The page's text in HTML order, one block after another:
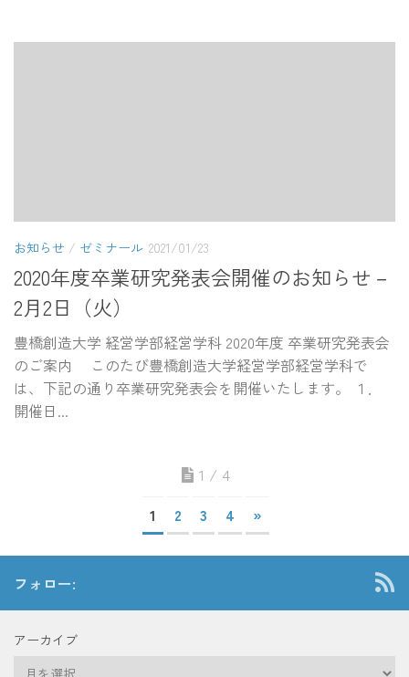
お知らせ / ゼミナール 2021/01/23
2020年度卒業研究発表会開催のお知らせ－
2月2日（火）
豊橋創造大学 経営学部経営学科 2020年度 卒業研究発表会
のご案内 このたび豊橋創造大学経営学部経営学科で
は、下記の通り卒業研究発表会を開催いたします。 １．
開催日...
1 / 4
1 2 3 4 »
フォロー:
アーカイブ